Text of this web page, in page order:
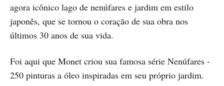
agora icônico lago de nenúfares e jardim em estilo
japonês, que se tornou o coração de sua obra nos
últimos 30 anos de sua vida.
Foi aqui que Monet criou sua famosa série Nenúfares -
250 pinturas a óleo inspiradas em seu próprio jardim.